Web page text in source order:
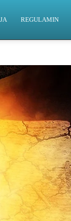
REGULAMIN